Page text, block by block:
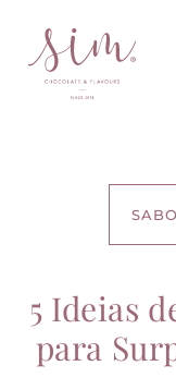
5 Ideias
para